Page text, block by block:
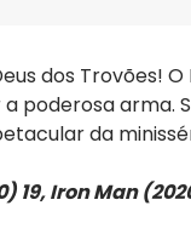
dos Trovões!
poderosa arma.
da
19, Iron Man